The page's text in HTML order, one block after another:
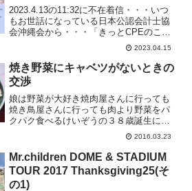
2023.4.13の11:32に不在着信・・・いつ
もお世話になっている日本公認会計士協
会沖縄会から・・・「きっとCPEのこと
じゃぁないか・・・？！」と思いすぐに
折り返し電話クエストをスタートッ！予
想どおりだったので「期日の
2023.4.15Read more...
2023.04.15
焼き野菜にキャベツがないときの
交渉
娘は野菜が大好き焼肉屋さんに行っても
焼き鳥屋さんに行っても肉より野菜をパ
クパク食べるけいぞうの３８歳誕生に行
った焼肉屋で事件が起きた！！けいぞう
「焼き野菜にはキャベツは入っています
か？」店員さん「少しお待ちください
ね」（注文受付の端末で確認Read
more...
2016.03.23
Mr.children DOME & STADIUM
TOUR 2017 Thanksgiving25(そ
の1)